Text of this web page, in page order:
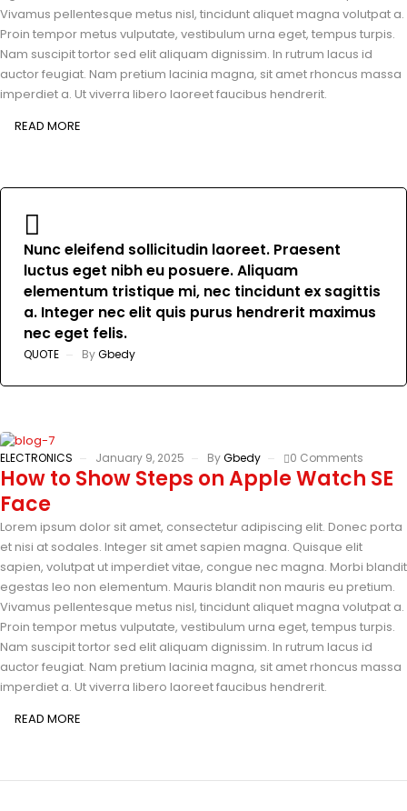
Vivamus pellentesque metus nisl, tincidunt aliquet magna volutpat a.
Proin tempor metus vulputate, vestibulum urna eget, tempus turpis.
Nam suscipit tortor sed elit aliquam dignissim. In rutrum lacus id
auctor feugiat. Nam pretium lacinia magna, sit amet rhoncus massa
imperdiet a. Ut viverra libero laoreet faucibus hendrerit.
READ MORE
Nunc eleifend sollicitudin laoreet. Praesent
luctus eget nibh eu posuere. Aliquam
elementum tristique mi, nec tincidunt ex sagittis
a. Integer nec elit quis purus hendrerit maximus
nec eget felis.
QUOTE ByGbedy
ELECTRONICS January 9, 2025 ByGbedy 0 Comments
How to Show Steps on Apple Watch SE
Face
Lorem ipsum dolor sit amet, consectetur adipiscing elit. Donec porta
et nisi at sodales. Integer sit amet sapien magna. Quisque elit
sapien, volutpat ut imperdiet vitae, congue nec magna. Morbi blandit
egestas leo non elementum. Mauris blandit non mauris eu pretium.
Vivamus pellentesque metus nisl, tincidunt aliquet magna volutpat a.
Proin tempor metus vulputate, vestibulum urna eget, tempus turpis.
Nam suscipit tortor sed elit aliquam dignissim. In rutrum lacus id
auctor feugiat. Nam pretium lacinia magna, sit amet rhoncus massa
imperdiet a. Ut viverra libero laoreet faucibus hendrerit.
READ MORE